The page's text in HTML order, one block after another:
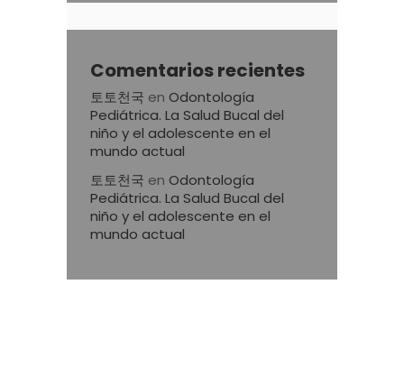
Comentarios recientes
토토천국 en Odontología
Pediátrica. La Salud Bucal del
niño y el adolescente en el
mundo actual
토토천국 en Odontología
Pediátrica. La Salud Bucal del
niño y el adolescente en el
mundo actual